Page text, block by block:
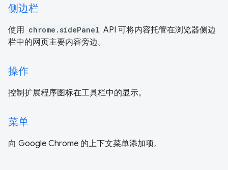
侧边栏
使用 chrome.sidePanel API 可将内容托管在浏览器侧边
栏中的网页主要内容旁边。
操作
控制扩展程序图标在工具栏中的显示。
菜单
向 Google Chrome 的上下文菜单添加项。